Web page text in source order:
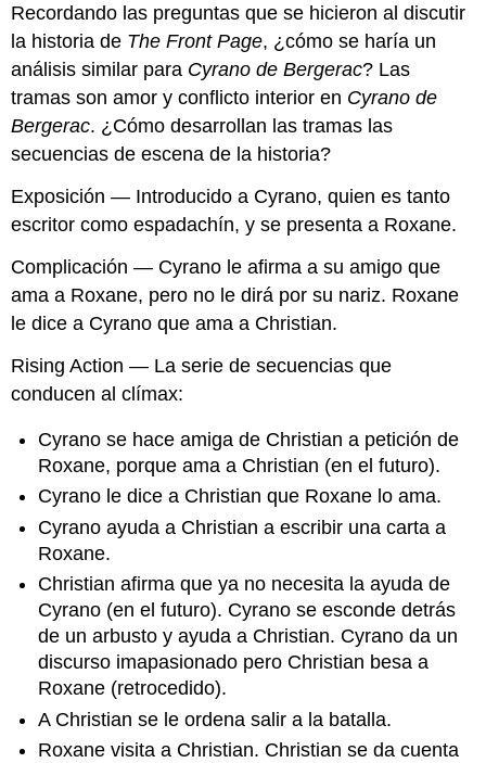
Recordando las preguntas que se hicieron al discutir
la historia de The Front Page, ¿cómo se haría un
análisis similar para Cyrano de Bergerac? Las
tramas son amor y conflicto interior en Cyrano de
Bergerac. ¿Cómo desarrollan las tramas las
secuencias de escena de la historia?
Exposición — Introducido a Cyrano, quien es tanto
escritor como espadachín, y se presenta a Roxane.
Complicación — Cyrano le afirma a su amigo que
ama a Roxane, pero no le dirá por su nariz. Roxane
le dice a Cyrano que ama a Christian.
Rising Action — La serie de secuencias que
conducen al clímax:
Cyrano se hace amiga de Christian a petición de
Roxane, porque ama a Christian (en el futuro).
Cyrano le dice a Christian que Roxane lo ama.
Cyrano ayuda a Christian a escribir una carta a
Roxane.
Christian afirma que ya no necesita la ayuda de
Cyrano (en el futuro). Cyrano se esconde detrás
de un arbusto y ayuda a Christian. Cyrano da un
discurso imapasionado pero Christian besa a
Roxane (retrocedido).
A Christian se le ordena salir a la batalla.
Roxane visita a Christian. Christian se da cuenta